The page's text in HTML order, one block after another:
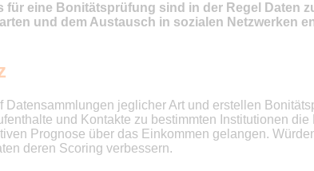
eine Bonitätsprüfung sind in der Regel Daten
und dem Austausch in sozialen Netzwerken
jeglicher Art und erstellen
und Kontakte zu bestimmten Institutionen
Prognose über das Einkommen gelangen.
deren Scoring verbessern.